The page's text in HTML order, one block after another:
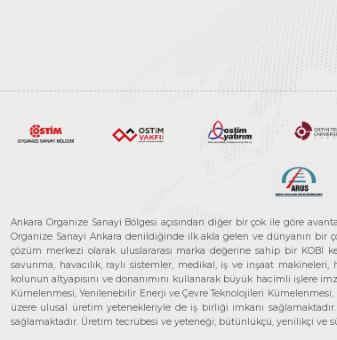
Ankara Organize Sanayi Bölgesi açısından diğer bir çok ile göre
Organize Sanayi Ankara denildiğinde ilk akla gelen ve dünyanın bir
çözüm merkezi olarak uluslararası marka değerine sahip bir KOBİ
savunma, havacılık, raylı sistemler, medikal, iş ve inşaat
kolunun altyapısını ve donanımını kullanarak büyük hacimli işlere
Kümelenmesi, Yenilenebilir Enerji ve Çevre Teknolojileri
üzere ulusal üretim yetenekleriyle de iş birliği imkanı
sağlamaktadır. Üretim tecrübesi ve yeteneği; bütünlükçü, yenilikçi ve